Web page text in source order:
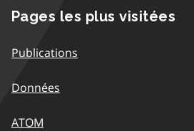
Pages les plus visitées
Publications
Données
ATOM